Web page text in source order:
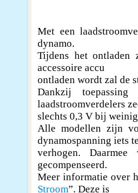
Met een
dynamo.
Tijdens het ontladen
accessoire accu
ontladen wordt zal de
Dankzij
laadstroomverdelers
slechts 0,3 V bij
Alle modellen zijn
dynamospanning iets
verhogen.
gecompenseerd.
Meer informatie over
Stroom”. Deze is